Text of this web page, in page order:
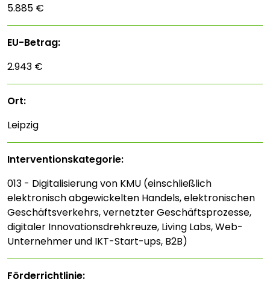
5.885 €
EU-Betrag:
2.943 €
Ort:
Leipzig
Interventions­kategorie:
013 - Digitalisierung von KMU (einschließlich
elektronisch abgewickelten Handels, elektronischen
Geschäftsverkehrs, vernetzter Geschäftsprozesse,
digitaler Innovationsdrehkreuze, Living Labs, Web-
Unternehmer und IKT-Start-ups, B2B)
Förderrichtlinie: